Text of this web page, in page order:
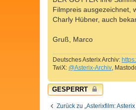
Filmpreis ausgezeichnet,
Charly Hübner, auch
Gruß, Marco
Deutsches Asterix Archiv:
TwiX: @Asterix-Archiv,
GESPERRT
Zurück zu „Asterixfilm: